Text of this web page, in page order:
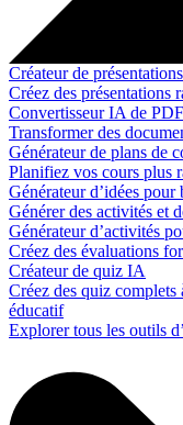
Créateur de
Créez des présentations
Convertisseur IA de
Transformer des
Générateur de plans de
Planifiez vos cours plus
Générateur d’idées pour
Générer des activités et
Générateur d’activités
Créez des évaluations
Créateur de quiz IA
Créez des quiz complets
éducatif
Explorer tous les outils